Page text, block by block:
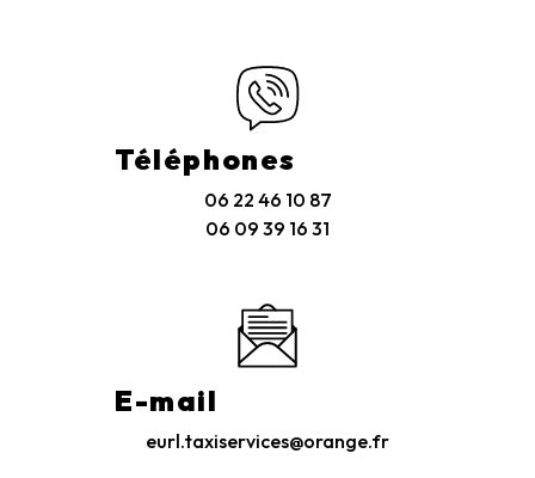
Téléphones
06 22 46 10 87
06 09 39 16 31
E-mail
eurl.taxiservices@orange.fr